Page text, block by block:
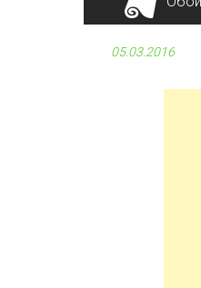
05.03.2016